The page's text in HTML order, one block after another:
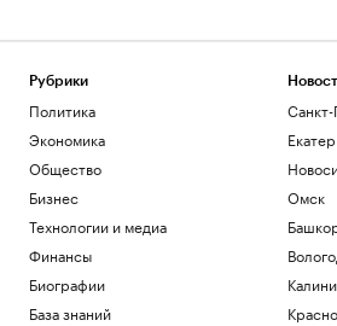
Рубрики
Политика
Экономика
Общество
Бизнес
Технологии и медиа
Финансы
Биографии
База знаний
Омск